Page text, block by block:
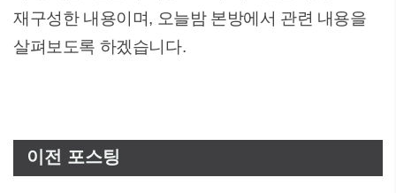
재구성한 내용이며, 오늘밤 본방에서 관련 내용을
살펴보도록 하겠습니다.
이전 포스팅